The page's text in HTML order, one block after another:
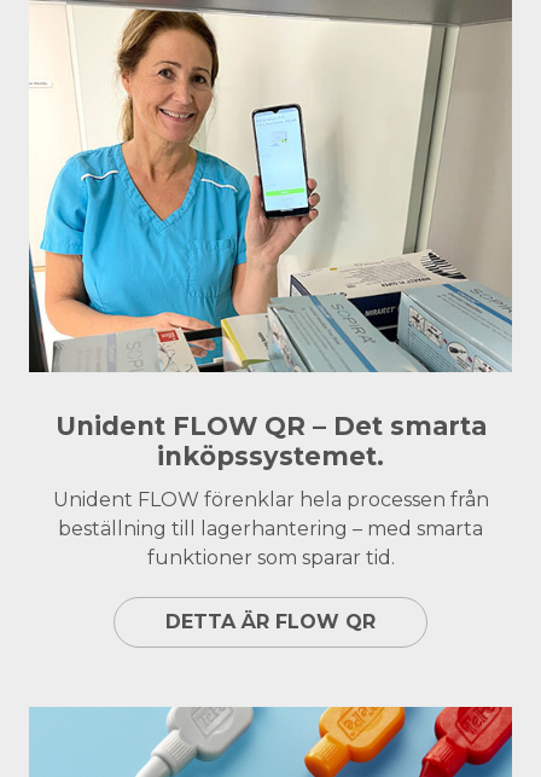
Unident FLOW QR – Det smarta
inköpssystemet.
Unident FLOW förenklar hela processen från
beställning till lagerhantering – med smarta
funktioner som sparar tid.
DETTA ÄR FLOW QR